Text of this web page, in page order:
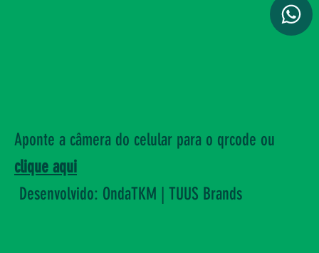
Aponte a câmera do celular para o qrcode ou
clique aqui
Desenvolvido: OndaTKM | TUUS Brands